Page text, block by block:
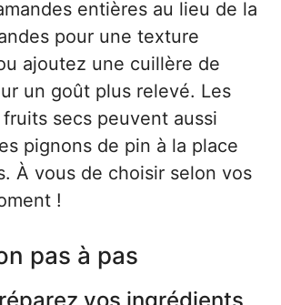
entières au lieu de la
pour une texture
ajoutez une cuillère de
un goût plus relevé. Les
secs peuvent aussi
pignons de pin à la place
À vous de choisir selon vos
!
pas à pas